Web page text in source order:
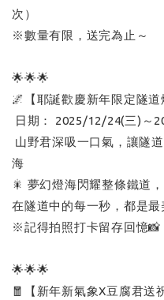
次）
※數量有限，送完為止～
🌟🌟🌟
🌌【耶誕歡慶新年限定隧道
日期： 2025/12/24(三)～
山野君深吸一口氣，讓隧
海
🎇 夢幻燈海閃耀整條鐵道
在隧道中的每一秒，都是最
※記得拍照打卡留存回憶📸
🌟🌟🌟
🧧【新年新氣象X豆腐君送